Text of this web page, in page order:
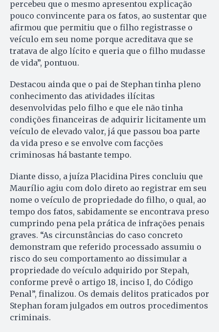
percebeu que o mesmo apresentou explicação
pouco convincente para os fatos, ao sustentar que
afirmou que permitiu que o filho registrasse o
veículo em seu nome porque acreditava que se
tratava de algo lícito e queria que o filho mudasse
de vida”, pontuou.
Destacou ainda que o pai de Stephan tinha pleno
conhecimento das atividades ilícitas
desenvolvidas pelo filho e que ele não tinha
condições financeiras de adquirir licitamente um
veículo de elevado valor, já que passou boa parte
da vida preso e se envolve com facções
criminosas há bastante tempo.
Diante disso, a juíza Placidina Pires concluiu que
Maurílio agiu com dolo direto ao registrar em seu
nome o veículo de propriedade do filho, o qual, ao
tempo dos fatos, sabidamente se encontrava preso
cumprindo pena pela prática de infrações penais
graves. “As circunstâncias do caso concreto
demonstram que referido processado assumiu o
risco do seu comportamento ao dissimular a
propriedade do veículo adquirido por Stepah,
conforme prevê o artigo 18, inciso I, do Código
Penal”, finalizou. Os demais delitos praticados por
Stephan foram julgados em outros procedimentos
criminais.